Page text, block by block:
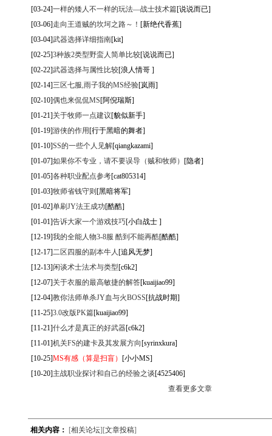
[03-24]一样的矮人不一样的玩法—战士技术篇[说说而已]
[03-06]走向王道贼的坎坷之路～！ [新绝代香蕉]
[03-04]武器选择详细指南[kit]
[02-25]3种族2类型野蛮人简单比较[说说而已]
[02-22]武器选择与属性比较[浪人情哥 ]
[02-14]三区七服,雨子我的MS经验[岚雨]
[02-10]偶也来侃侃MS[阿倪瑞斯]
[01-21]关于牧师一点建议[貌似新手]
[01-19]游侠的作用 [行于黑暗的舞者]
[01-10]SS的一些个人见解[qiangkazami]
[01-07]如果你不专业，请不要误导（贼和牧师） [隐者]
[01-05]各种职业配点参考[cat805314]
[01-03]牧师省钱守则 [黑暗将军]
[01-02]单刷JY法王成功[酷酷]
[01-01]告诉大家一个游戏技巧[小白战士 ]
[12-19]我的全能人物3-8服 酷到不能再酷[酷酷]
[12-17]二区四服的副本牛人 [追风无梦]
[12-13]闲谈术士法术与类型[c6k2]
[12-07]关于衣服的最高敏捷的解答[kuaijiao99]
[12-04]教你法师单杀JY血与火BOSS[抗战时期]
[11-25]3.0改版PK篇[kuaijiao99]
[11-21]什么才是真正的好武器[c6k2]
[11-01]机关FS的建卡及其发展方向 [syrinxkura]
[10-25]MS有感（算是扫盲） [小小MS]
[10-20]主战职业探讨和自己的经验之谈[4525406]
查看更多文章
相关内容： [相关论坛][文章投稿]